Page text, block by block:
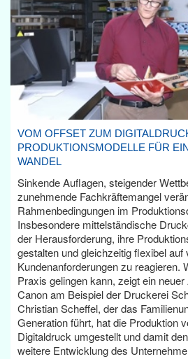
VOM OFFSET ZUM
PRODUKTIONSMODELLE FÜR
WANDEL
Sinkende Auflagen, steigender
zunehmende Fachkräftemangel
Rahmenbedingungen im
Insbesondere mittelständische
der Herausforderung, ihre
gestalten und gleichzeitig flexibel auf
Kundenanforderungen zu reagieren.
Praxis gelingen kann, zeigt ein
Canon am Beispiel der Druckerei
Christian Scheffel, der das
Generation führt, hat die Produktion
Digitaldruck umgestellt und damit
weitere Entwicklung des